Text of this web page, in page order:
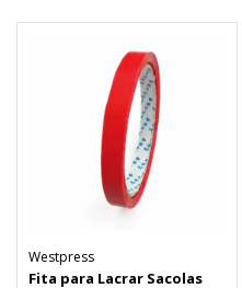
Westpress
Fita para Lacrar Sacolas